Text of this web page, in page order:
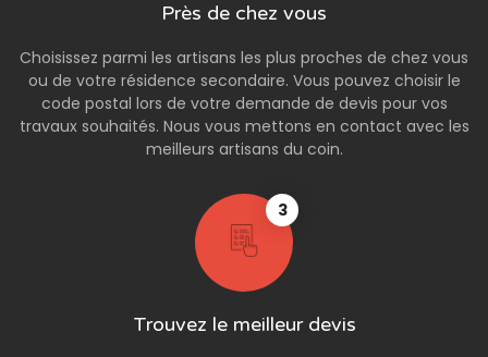
Près de chez vous
Choisissez parmi les artisans les plus proches de chez vous
ou de votre résidence secondaire. Vous pouvez choisir le
code postal lors de votre demande de devis pour vos
travaux souhaités. Nous vous mettons en contact avec les
meilleurs artisans du coin.
3
Trouvez le meilleur devis